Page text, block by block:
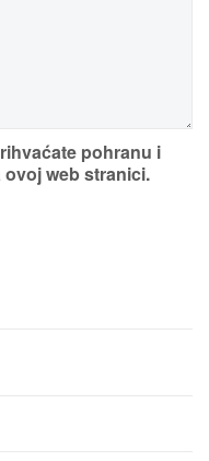
pohranu i
web stranici.